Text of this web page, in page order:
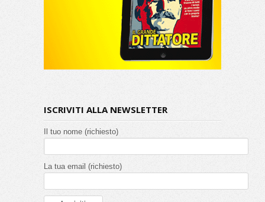
ISCRIVITI ALLA NEWSLETTER
Il tuo nome (richiesto)
La tua email (richiesto)